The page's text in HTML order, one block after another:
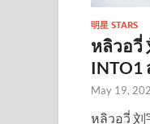
明星 STARS
หลิวอวี่
INTO1
May 19,
หลิวอวี่ 刘